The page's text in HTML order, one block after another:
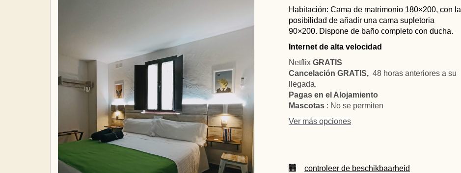
Habitación: Cama de matrimonio 180×200, con la
posibilidad de añadir una cama supletoria
90×200. Dispone de baño completo con ducha.
Internet de alta velocidad
Netflix GRATIS
Cancelación GRATIS, 48 horas anteriores a su
llegada.
Pagas en el Alojamiento
Mascotas : No se permiten
Ver más opciones
controleer de beschikbaarheid